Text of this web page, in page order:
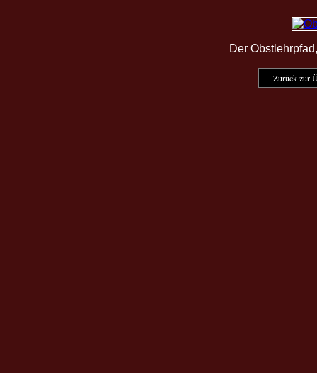
Der
Zurück zur